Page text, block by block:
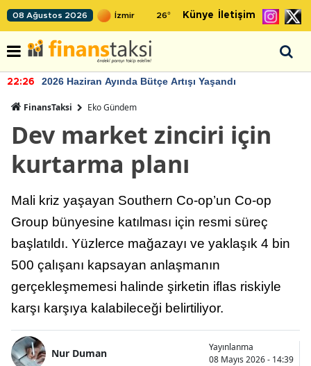
08 Ağustos 2026 26° Künye İletişim
22:26 2026 Haziran Ayında Bütçe Artışı Yaşandı
FinansTaksi Eko Gündem
Dev market zinciri için
kurtarma planı
Mali kriz yaşayan Southern Co-op’un Co-op
Group bünyesine katılması için resmi süreç
başlatıldı. Yüzlerce mağazayı ve yaklaşık 4 bin
500 çalışanı kapsayan anlaşmanın
gerçekleşmemesi halinde şirketin iflas riskiyle
karşı karşıya kalabileceği belirtiliyor.
Nur Duman
Yayınlanma
08 Mayıs 2026 - 14:39